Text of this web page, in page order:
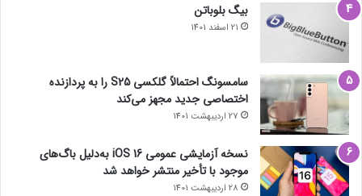
بیگ بلوباتن
21 اسفند 1401
سامسونگ احتمالاً گلکسی S25 را به پردازنده
اختصاصی جدید مجهز می‌کند
27 اردیبهشت 1401
نسخه آزمایشی عمومی iOS 16 به‌دلیل باگ‌های
موجود با تأخیر منتشر خواهد شد
28 اردیبهشت 1401